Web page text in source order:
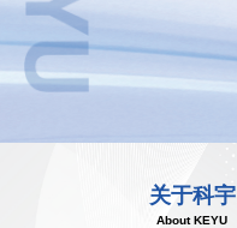
关于科宇
About KEYU